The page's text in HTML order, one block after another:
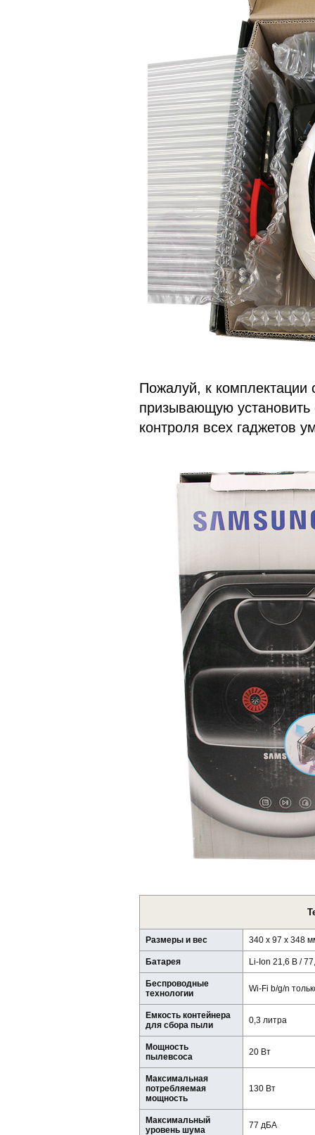
Пожалуй, к комплектации
призывающую
контроля всех гаджетов
Размеры и вес 340 х 97 х 348
Батарея Li-Ion 21,6 В /
Беспроводные
технологии
Wi-Fi b/g/n
Емкость контейнера
для сбора пыли
0,3 литра
Мощность
пылевсоса
20 Вт
Максимальная
потребляемая
мощность
130 Вт
Максимальный
уровень шума
77 дБА